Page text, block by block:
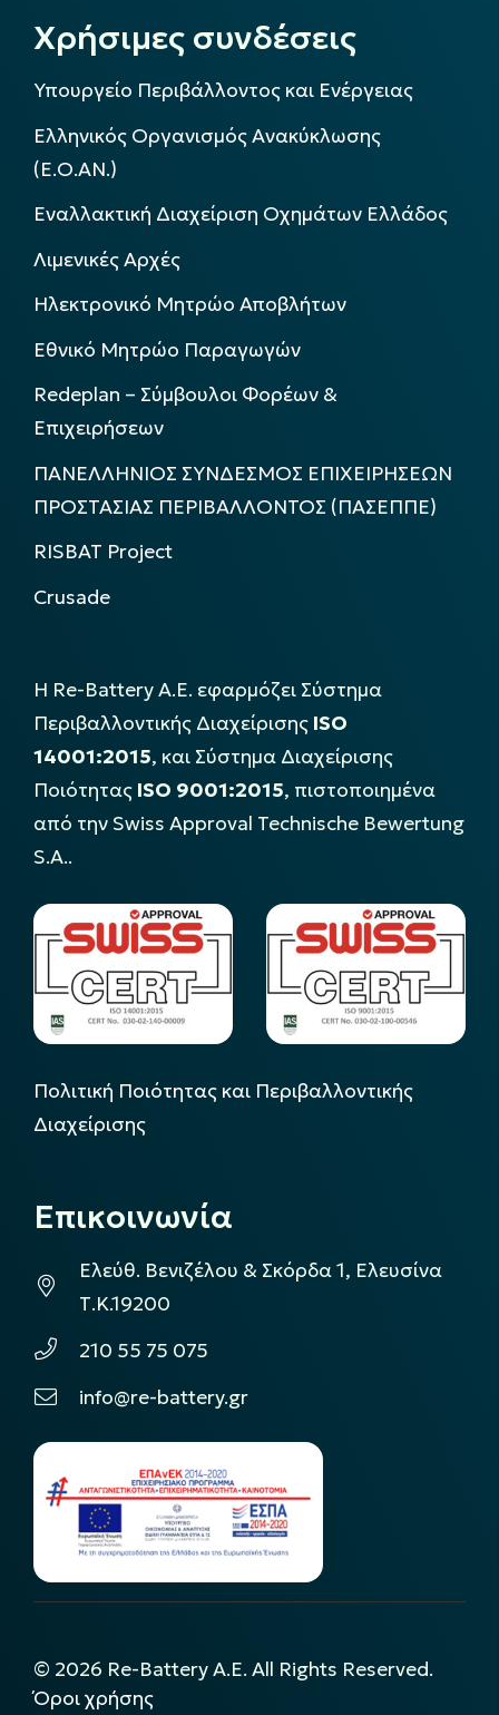
Χρήσιμες συνδέσεις
Υπουργείο Περιβάλλοντος και Ενέργειας
Ελληνικός Οργανισμός Ανακύκλωσης
(Ε.Ο.ΑΝ.)
Εναλλακτική Διαχείριση Οχημάτων Ελλάδος
Λιμενικές Αρχές
Ηλεκτρονικό Μητρώο Αποβλήτων
Εθνικό Μητρώο Παραγωγών
Redeplan – Σύμβουλοι Φορέων &
Επιχειρήσεων
ΠΑΝΕΛΛΗΝΙΟΣ ΣΥΝΔΕΣΜΟΣ ΕΠΙΧΕΙΡΗΣΕΩΝ
ΠΡΟΣΤΑΣΙΑΣ ΠΕΡΙΒΑΛΛΟΝΤΟΣ (ΠΑΣΕΠΠΕ)
RISBAT Project
Crusade
Η Re-Battery Α.Ε. εφαρμόζει Σύστημα
Περιβαλλοντικής Διαχείρισης ISO
14001:2015, και Σύστημα Διαχείρισης
Ποιότητας ISO 9001:2015, πιστοποιημένα
από την Swiss Approval Technische Bewertung
S.A..
Πολιτική Ποιότητας και Περιβαλλοντικής
Διαχείρισης
Επικοινωνία
Ελεύθ. Βενιζέλου & Σκόρδα 1, Ελευσίνα
Τ.Κ.19200
210 55 75 075
info@re-battery.gr
© 2026 Re-Battery A.E. All Rights Reserved.
Όροι χρήσης